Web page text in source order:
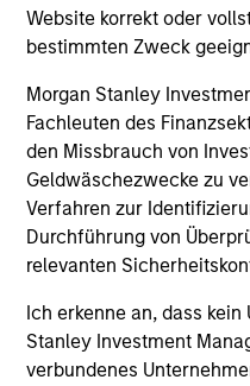
Website korrekt oder
bestimmten Zweck
Morgan Stanley
Fachleuten des
den Missbrauch von
Geldwäschezwecke zu
Verfahren zur
Durchführung von
relevanten
Ich erkenne an, dass
Stanley Investment
verbundenes
und der Rücknahme von
berücksichtigt. Alle
stammen von Morgan
Der Wert der Anlagen und
können sowohl steigen als
möglich, dass Anleger das
nicht in voller Höhe
Die Performance versteht
Die Angaben zur
nicht annualisiert. Die
Sie sich bitte gründlich mit
sowie den Kosten und
bevor Sie eine